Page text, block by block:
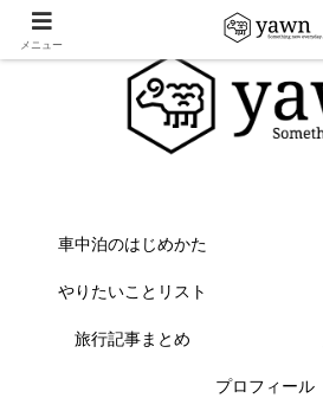
車中泊のはじめかた
やりたいことリスト
旅行記事まとめ
プロフィール
メニュー